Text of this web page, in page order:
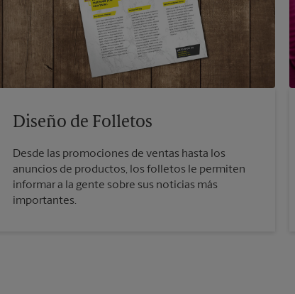
Diseño de Folletos
Desde las promociones de ventas hasta los
anuncios de productos, los folletos le permiten
informar a la gente sobre sus noticias más
importantes.